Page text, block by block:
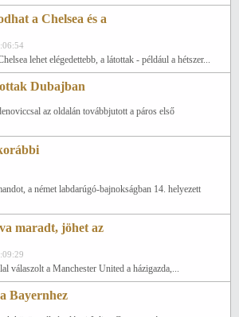
a Chelsea és a
lehet elégedettebb, a látottak - például a hétszer...
Dubajban
az oldalán továbbjutott a páros első
a német labdarúgó-bajnokságban 14. helyezett
maradt, jöhet az
válaszolt a Manchester United a házigazda,...
Bayernhez